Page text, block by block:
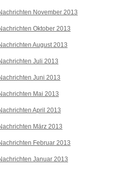
November 2013
Oktober 2013
August 2013
Juli 2013
Juni 2013
Mai 2013
April 2013
März 2013
Februar 2013
Januar 2013